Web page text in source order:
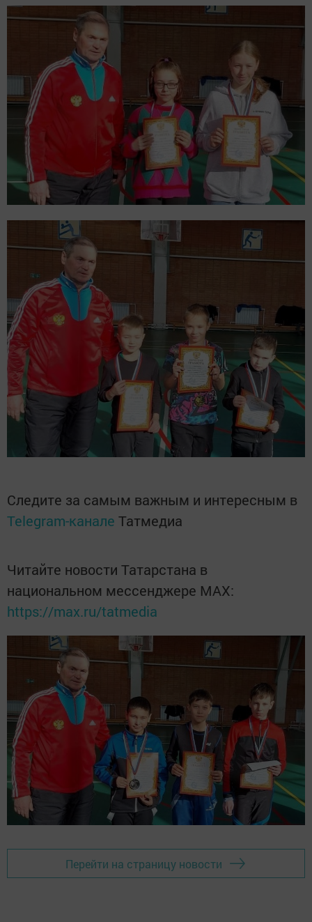
Следите за самым важным и интересным в
Telegram-канале Татмедиа
Читайте новости Татарстана в
национальном мессенджере MАХ:
https://max.ru/tatmedia
Перейти на страницу новости